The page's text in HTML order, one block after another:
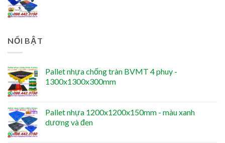
NỔI BẬT
Pallet nhựa chống tràn BVMT 4 phuy -
1300x1300x300mm
Pallet nhựa 1200x1200x150mm - màu xanh
dương và đen